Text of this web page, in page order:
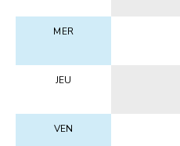
MER
JEU
VEN